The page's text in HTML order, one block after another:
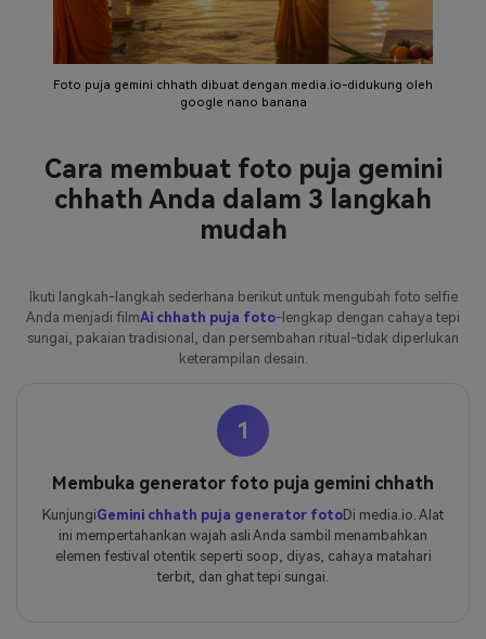
Foto puja gemini chhath dibuat dengan media.io-didukung oleh
google nano banana
Cara membuat foto puja gemini
chhath Anda dalam 3 langkah
mudah
Ikuti langkah-langkah sederhana berikut untuk mengubah foto selfie
Anda menjadi filmAi chhath puja foto-lengkap dengan cahaya tepi
sungai, pakaian tradisional, dan persembahan ritual-tidak diperlukan
keterampilan desain.
1
Membuka generator foto puja gemini chhath
KunjungiGemini chhath puja generator fotoDi media.io. Alat
ini mempertahankan wajah asli Anda sambil menambahkan
elemen festival otentik seperti soop, diyas, cahaya matahari
terbit, dan ghat tepi sungai.